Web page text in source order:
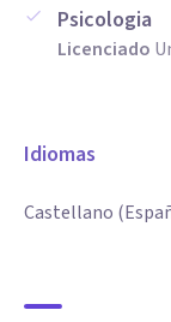
Psicologia
Licenciado
Idiomas
Castellano